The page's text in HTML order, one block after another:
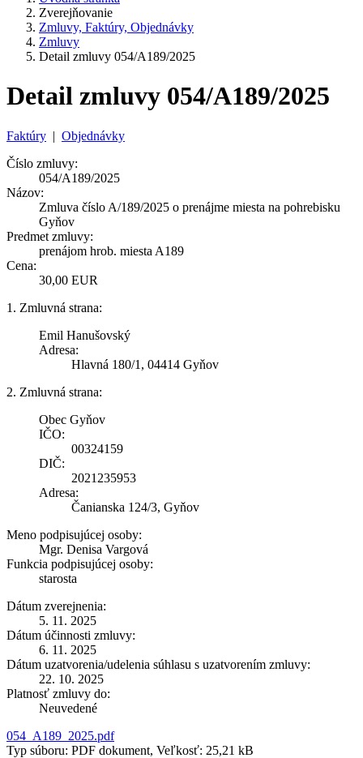
Zverejňovanie
Zmluvy, Faktúry, Objednávky
Zmluvy
Detail zmluvy 054/A189/2025
Detail zmluvy 054/A189/2025
Faktúry | Objednávky
Číslo zmluvy:
054/A189/2025
Názov:
Zmluva číslo A/189/2025 o prenájme miesta na pohrebisku
Gyňov
Predmet zmluvy:
prenájom hrob. miesta A189
Cena:
30,00 EUR
1. Zmluvná strana:
Emil Hanušovský
Adresa:
Hlavná 180/1, 04414 Gyňov
2. Zmluvná strana:
Obec Gyňov
IČO:
00324159
DIČ:
2021235953
Adresa:
Čanianska 124/3, Gyňov
Meno podpisujúcej osoby:
Mgr. Denisa Vargová
Funkcia podpisujúcej osoby:
starosta
Dátum zverejnenia:
5. 11. 2025
Dátum účinnosti zmluvy:
6. 11. 2025
Dátum uzatvorenia/udelenia súhlasu s uzatvorením zmluvy:
22. 10. 2025
Platnosť zmluvy do:
Neuvedené
054_A189_2025.pdf
Typ súboru: PDF dokument, Veľkosť: 25,21 kB